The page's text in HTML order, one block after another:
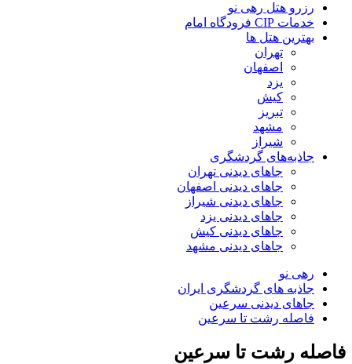
رزرو هتل رهی نو
خدمات CIP فرودگاه امام
بهترین هتل ها
تهران
اصفهان
یزد
کیش
تبریز
مشهد
شیراز
جاذبه‌های گردشگری
جاهای دیدنی تهران
جاهای دیدنی اصفهان
جاهای دیدنی شیراز
جاهای دیدنی یزد
جاهای دیدنی کیش
جاهای دیدنی مشهد
رهی نو
جاذبه های گردشگری ایران
جاهای دیدنی سرعین
فاصله رشت تا سرعین
فاصله رشت تا سرعین